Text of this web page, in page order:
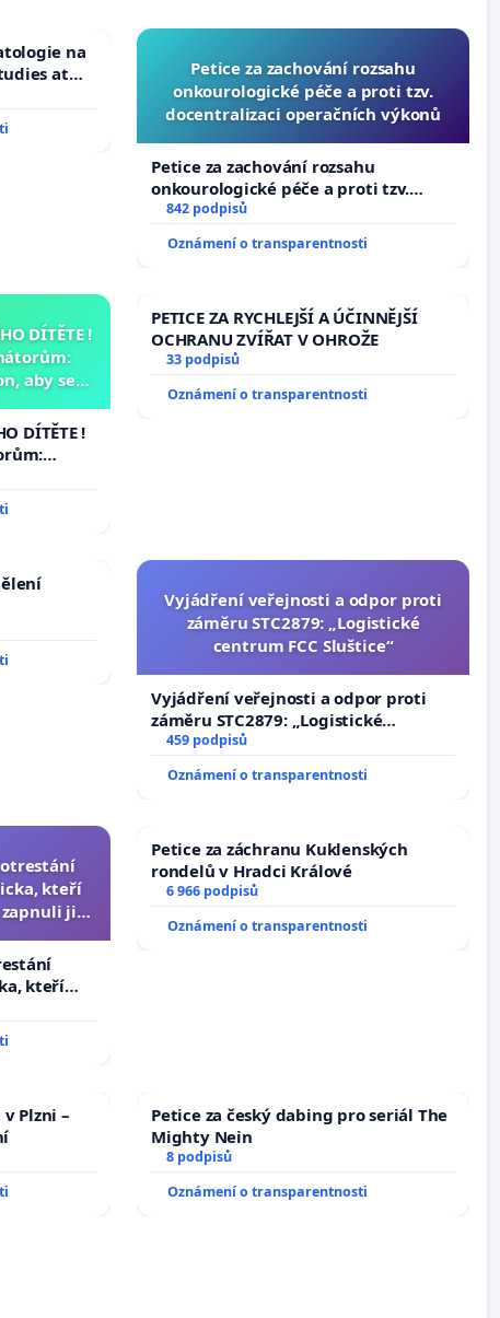
na
at
Petice za zachování rozsahu
onkourologické péče a proti tzv.
docentralizaci operačních výkonů
Petice za zachování rozsahu
onkourologické péče a proti tzv.
docentralizaci operačních výkonů
842 podpisů
Oznámení o transparentnosti
DÍTĚTE !
aby se
DÍTĚTE !
se
PETICE ZA RYCHLEJŠÍ A ÚČINNĚJŠÍ
OCHRANU ZVÍŘAT V OHROŽE
33 podpisů
Oznámení o transparentnosti
Vyjádření veřejnosti a odpor proti
záměru STC2879: „Logistické
centrum FCC Sluštice“
Vyjádření veřejnosti a odpor proti
záměru STC2879: „Logistické
centrum FCC Sluštice“
459 podpisů
Oznámení o transparentnosti
kteří
ji a
kteří
ji a
Petice za záchranu Kuklenských
rondelů v Hradci Králové
6 966 podpisů
Oznámení o transparentnosti
Plzni –
Petice za český dabing pro seriál The
Mighty Nein
8 podpisů
Oznámení o transparentnosti